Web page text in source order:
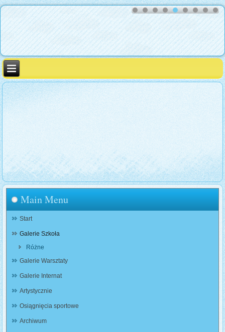
Main Menu
Start
Galerie Szkoła
Różne
Galerie Warsztaty
Galerie Internat
Artystycznie
Osiągnięcia sportowe
Archiwum